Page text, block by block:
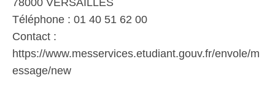
78000 VERSAILLES
Téléphone : 01 40 51 62 00
Contact :
https://www.messervices.etudiant.gouv.fr/envole/m
essage/new